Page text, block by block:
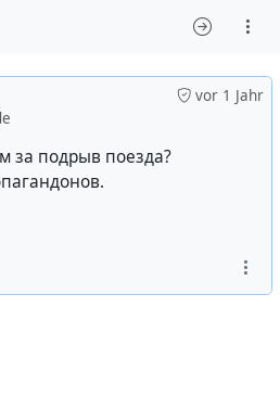
vor 1 Jahr
за подрыв поезда?